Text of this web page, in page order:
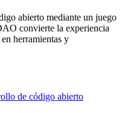
abierto mediante un juego
convierte la experiencia
herramientas y
de código abierto